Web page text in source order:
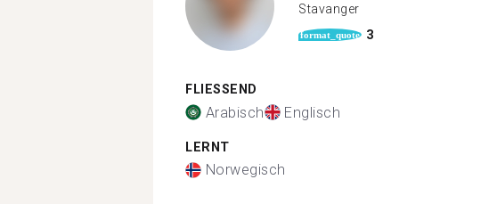
Stavanger
format_quote 3
FLIESSEND
Arabisch Englisch
LERNT
Norwegisch